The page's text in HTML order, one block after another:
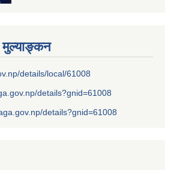
details/local/61008
details?gnid=61008
details?gnid=61008